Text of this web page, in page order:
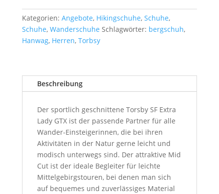
Kategorien: Angebote, Hikingschuhe, Schuhe,
Schuhe, Wanderschuhe Schlagwörter: bergschuh,
Hanwag, Herren, Torbsy
Beschreibung
Der sportlich geschnittene Torsby SF Extra
Lady GTX ist der passende Partner für alle
Wander-Einsteigerinnen, die bei ihren
Aktivitäten in der Natur gerne leicht und
modisch unterwegs sind. Der attraktive Mid
Cut ist der ideale Begleiter für leichte
Mittelgebirgstouren, bei denen man sich
auf bequemes und zuverlässiges Material